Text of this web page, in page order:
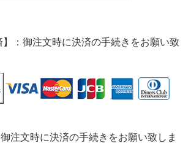
】：御注文時に決済の手続きをお願い致
御注文時に決済の手続きをお願い致しま